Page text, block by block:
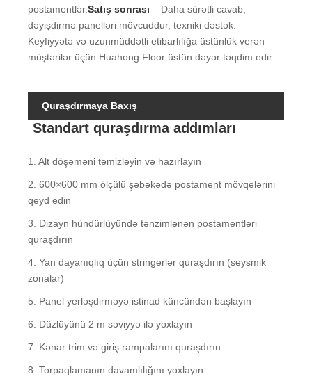
postamentlər.Satış sonrası – Daha sürətli cavab,
dəyişdirmə panelləri mövcuddur, texniki dəstək.
Keyfiyyətə və uzunmüddətli etibarlılığa üstünlük verən
müştərilər üçün Huahong Floor üstün dəyər təqdim edir.
Quraşdırmaya Baxış
Standart quraşdırma addımları
1. Alt döşəməni təmizləyin və hazırlayın
2. 600×600 mm ölçülü şəbəkədə postament mövqelərini
qeyd edin
3. Dizayn hündürlüyündə tənzimlənən postamentləri
quraşdırın
4. Yan dayanıqlıq üçün stringerlər quraşdırın (seysmik
zonalar)
5. Panel yerləşdirməyə istinad küncündən başlayın
6. Düzlüyünü 2 m səviyyə ilə yoxlayın
7. Kənar trim və giriş rampalarını quraşdırın
8. Torpaqlamanın davamlılığını yoxlayın